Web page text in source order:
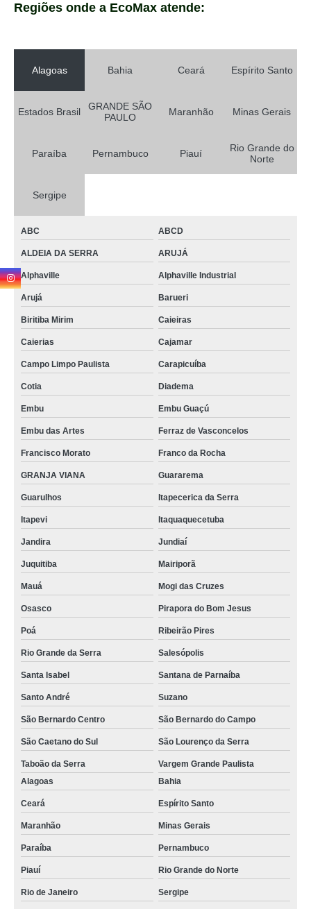
Regiões onde a EcoMax atende:
Alagoas Bahia Ceará Espírito Santo
Estados Brasil
GRANDE SÃO
PAULO
Maranhão Minas Gerais
Paraíba Pernambuco Piauí
Rio Grande do
Norte
Sergipe
ABC ABCD
ALDEIA DA SERRA ARUJÁ
Alphaville Alphaville Industrial
Arujá Barueri
Biritiba Mirim Caieiras
Caierias Cajamar
Campo Limpo Paulista Carapicuíba
Cotia Diadema
Embu Embu Guaçú
Embu das Artes Ferraz de Vasconcelos
Francisco Morato Franco da Rocha
GRANJA VIANA Guararema
Guarulhos Itapecerica da Serra
Itapevi Itaquaquecetuba
Jandira Jundiaí
Juquitiba Mairiporã
Mauá Mogi das Cruzes
Osasco Pirapora do Bom Jesus
Poá Ribeirão Pires
Rio Grande da Serra Salesópolis
Santa Isabel Santana de Parnaíba
Santo André Suzano
São Bernardo Centro São Bernardo do Campo
São Caetano do Sul São Lourenço da Serra
Taboão da Serra
Vargem Grande Paulista
Alagoas
Bahia
Ceará Espírito Santo
Maranhão Minas Gerais
Paraíba Pernambuco
Piauí Rio Grande do Norte
Rio de Janeiro Sergipe